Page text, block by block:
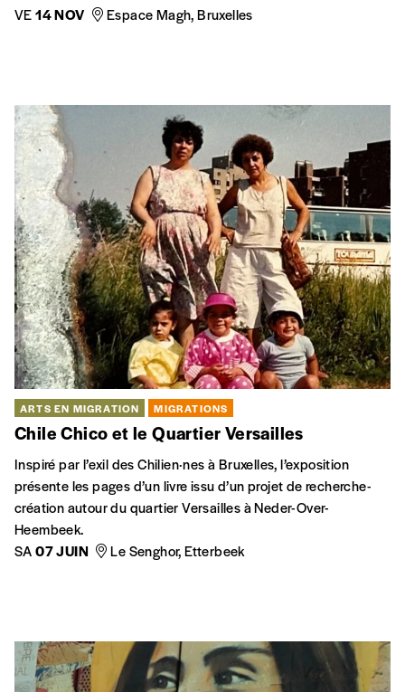
VE14 NOV Espace Magh, Bruxelles
ARTS EN MIGRATION MIGRATIONS
Chile Chico et le Quartier Versailles
Inspiré par l’exil des Chilien·nes à Bruxelles, l’exposition
présente les pages d’un livre issu d’un projet de recherche-
création autour du quartier Versailles à Neder-Over-
Heembeek.
SA07 JUIN Le Senghor, Etterbeek